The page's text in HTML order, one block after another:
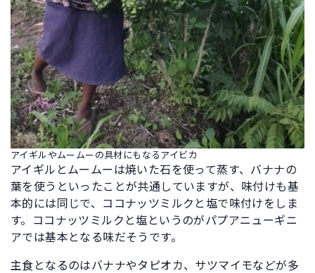
アイギルやムームーの具材にもなるアイビカ
アイギルとムームーは焼いた石を使って蒸す、バナナの
葉を使うといったことが共通していますが、味付けも基
本的には同じで、ココナッツミルクと塩で味付けをしま
す。ココナッツミルクと塩というのがパプアニューギニ
アでは基本となる味だそうです。
主食となるのはバナナやタピオカ、サツマイモなどが多